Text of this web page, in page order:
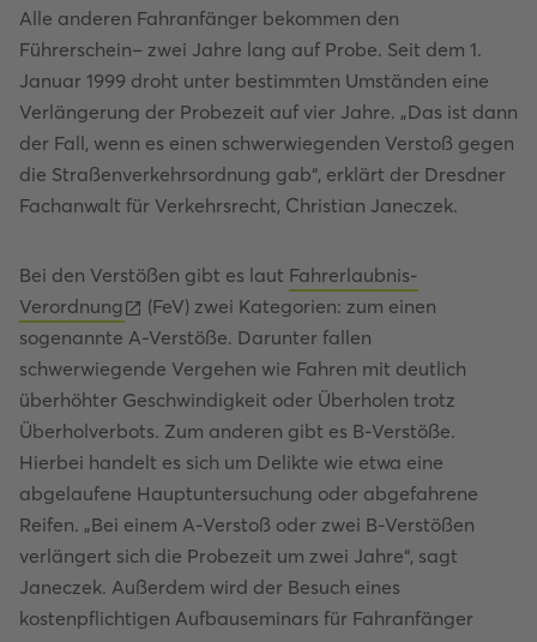
Alle anderen Fahranfänger bekommen den
Führerschein– zwei Jahre lang auf Probe. Seit dem 1.
Januar 1999 droht unter bestimmten Umständen eine
Verlängerung der Probezeit auf vier Jahre. „Das ist dann
der Fall, wenn es einen schwerwiegenden Verstoß gegen
die Straßenverkehrsordnung gab“, erklärt der Dresdner
Fachanwalt für Verkehrsrecht, Christian Janeczek.
Bei den Verstößen gibt es laut Fahrerlaubnis-
Verordnung
(FeV) zwei Kategorien: zum einen
sogenannte A-Verstöße. Darunter fallen
schwerwiegende Vergehen wie Fahren mit deutlich
überhöhter Geschwindigkeit oder Überholen trotz
Überholverbots. Zum anderen gibt es B-Verstöße.
Hierbei handelt es sich um Delikte wie etwa eine
abgelaufene Hauptuntersuchung oder abgefahrene
Reifen. „Bei einem A-Verstoß oder zwei B-Verstößen
verlängert sich die Probezeit um zwei Jahre“, sagt
Janeczek. Außerdem wird der Besuch eines
kostenpflichtigen Aufbauseminars für Fahranfänger